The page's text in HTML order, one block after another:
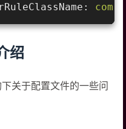
绍
关于配置文件的一些问